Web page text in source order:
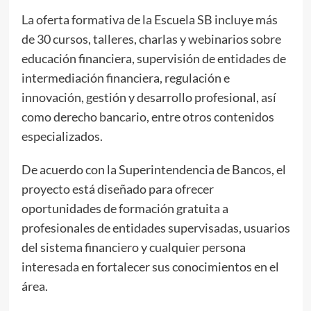
La oferta formativa de la Escuela SB incluye más
de 30 cursos, talleres, charlas y webinarios sobre
educación financiera, supervisión de entidades de
intermediación financiera, regulación e
innovación, gestión y desarrollo profesional, así
como derecho bancario, entre otros contenidos
especializados.
De acuerdo con la Superintendencia de Bancos, el
proyecto está diseñado para ofrecer
oportunidades de formación gratuita a
profesionales de entidades supervisadas, usuarios
del sistema financiero y cualquier persona
interesada en fortalecer sus conocimientos en el
área.